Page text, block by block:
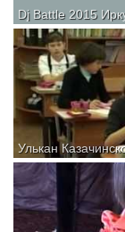
Dj Battle 2015
Улькан